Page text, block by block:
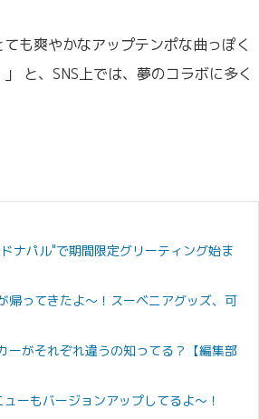
も爽やかなアップテンポな曲っぽく
と、SNS上では、夢のコラボに多く
ナパル"で期間限定グリーティング始ま
帰ってきたよ～！スーベニアグッズ、可
ーがそれぞれ違うの知ってる？【編集部
ーもバージョンアップしてるよ～！